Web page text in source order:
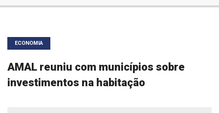
ECONOMIA
AMAL reuniu com municípios sobre
investimentos na habitação